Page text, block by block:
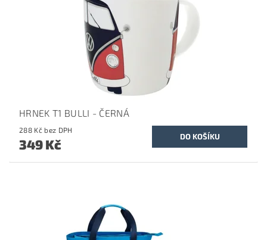
HRNEK T1 BULLI - ČERNÁ
288 Kč bez DPH
349 Kč